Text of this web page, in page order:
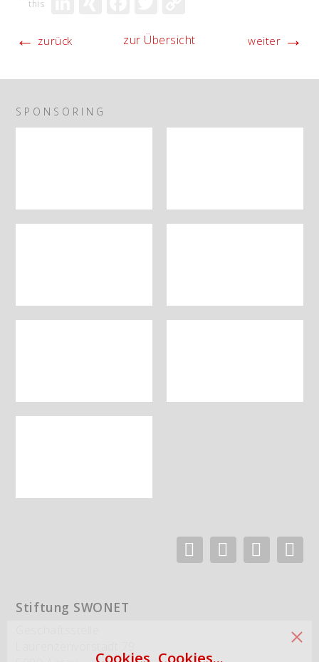
← zurück zur Übersicht weiter →
SPONSORING
Stiftung SWONET
Cookies, Cookies...